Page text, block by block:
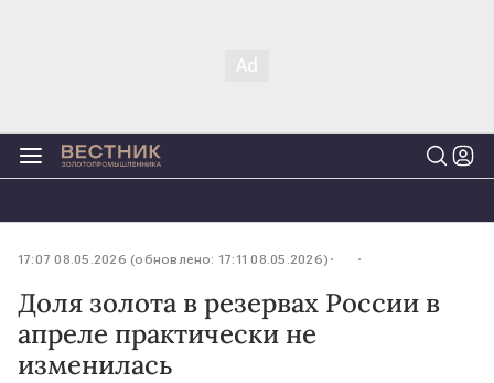
17:07 08.05.2026 (обновлено: 17:11 08.05.2026)
Доля золота в резервах России в
апреле практически не
изменилась